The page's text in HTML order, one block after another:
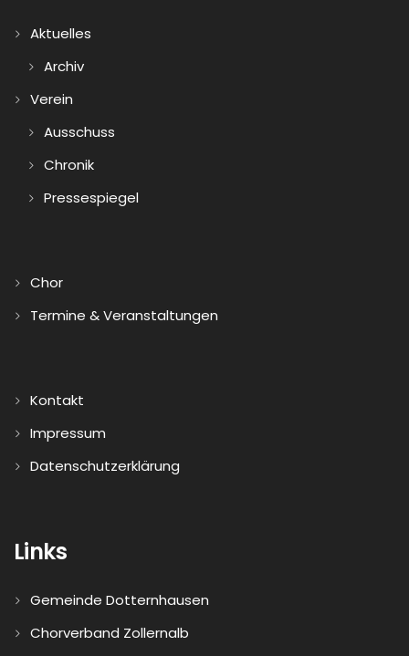
Aktuelles
Archiv
Verein
Ausschuss
Chronik
Pressespiegel
Chor
Termine & Veranstaltungen
Kontakt
Impressum
Datenschutzerklärung
Links
Gemeinde Dotternhausen
Chorverband Zollernalb